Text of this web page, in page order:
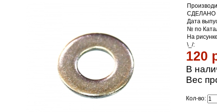
СДЕЛАНО
Дата
№ по
На
\_/:
120
В
Вес
Кол-во: